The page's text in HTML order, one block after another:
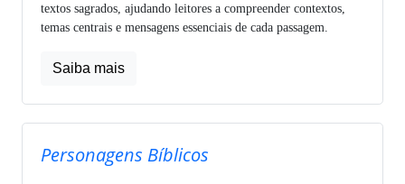
textos sagrados, ajudando leitores a compreender contextos,
temas centrais e mensagens essenciais de cada passagem.
Saiba mais
Personagens Bíblicos